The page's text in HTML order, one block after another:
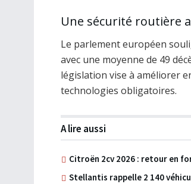
Une sécurité routière
Le parlement européen
avec une moyenne de 49
législation vise à améliorer
technologies obligatoires.
A lire aussi
Citroën 2cv 2026 : retour en
Stellantis rappelle 2 140